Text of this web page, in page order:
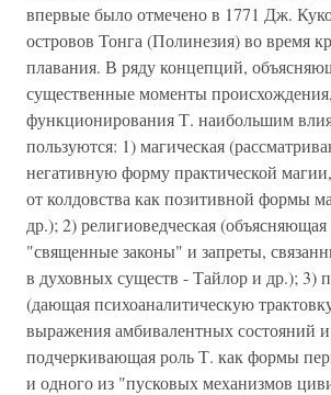
впервые было отмечено в 1771 Дж.
островов Тонга (Полинезия) во время
плавания. В ряду концепций,
существенные моменты
функционирования Т. наибольшим
пользуются: 1) магическая
негативную форму практической
от колдовства как позитивной формы
др.); 2) религиоведческая
"священные законы" и запреты,
в духовных существ - Тайлор и др.); 3)
(дающая психоаналитическую
выражения амбивалентных состояний
подчеркивающая роль Т. как формы
и одного из "пусковых механизмов